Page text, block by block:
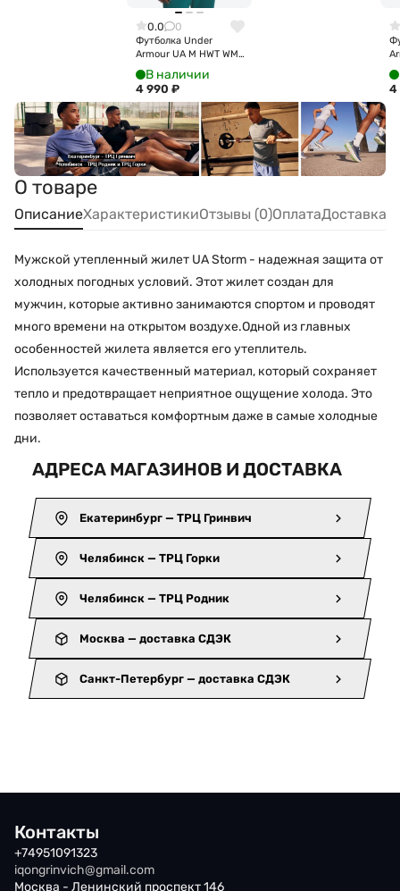
0.0 0
Футболка Under
Armour UA M HWT WM
SS 6009266-069
В наличии
4 990 ₽ 4
О товаре
ОписаниеХарактеристикиОтзывы (0)ОплатаДоставка
Мужской утепленный жилет UA Storm - надежная защита от
холодных погодных условий. Этот жилет создан для
мужчин, которые активно занимаются спортом и проводят
много времени на открытом воздухе.Одной из главных
особенностей жилета является его утеплитель.
Используется качественный материал, который сохраняет
тепло и предотвращает неприятное ощущение холода. Это
позволяет оставаться комфортным даже в самые холодные
дни.
АДРЕСА МАГАЗИНОВ И ДОСТАВКА
Екатеринбург — ТРЦ Гринвич
Челябинск — ТРЦ Горки
Челябинск — ТРЦ Родник
Москва — доставка СДЭК
Санкт-Петербург — доставка СДЭК
Контакты
+74951091323
iqongrinvich@gmail.com
Москва - Ленинский проспект 146